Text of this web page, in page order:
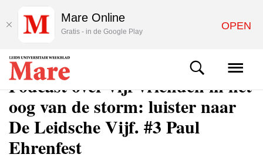
PODCAST
Podcast over vijf vrienden in het
oog van de storm: luister naar
De Leidsche Vijf. #3 Paul
Ehrenfest
Mare Online
Gratis - in de Google Play OPEN